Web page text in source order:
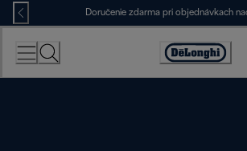
Skip
to
Content
Doručenie zdarma pri objednávkach
Accessibility
Statement